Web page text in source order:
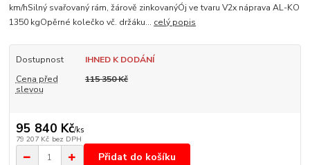
km/hSilný svařovaný rám, žárově zinkovanýÓj ve tvaru V2x náprava AL-KO
1350 kgOpěrné kolečko vč. držáku... celý popis
Dostupnost
IHNED K DODÁNÍ
Cena před
slevou
115 350 Kč
95 840 Kč/ks
79 207 Kč bez DPH
Přidat do košíku